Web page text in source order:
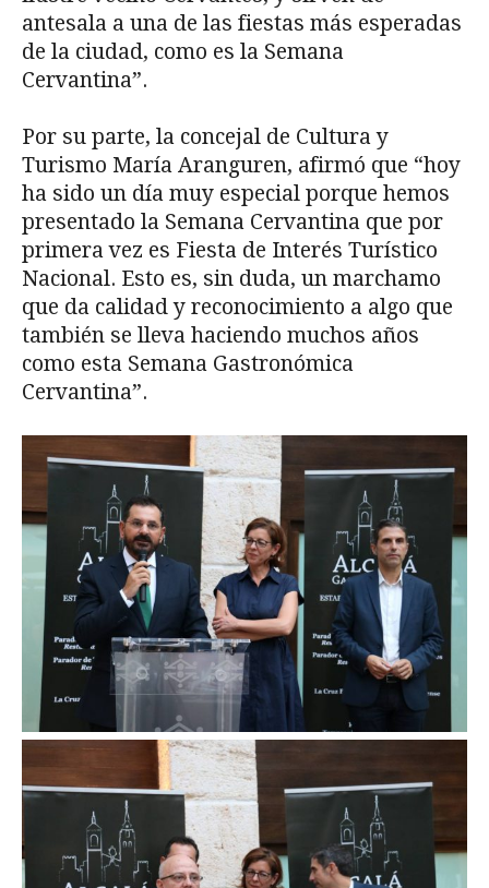
antesala a una de las fiestas más esperadas
de la ciudad, como es la Semana
Cervantina”.
Por su parte, la concejal de Cultura y
Turismo María Aranguren, afirmó que “hoy
ha sido un día muy especial porque hemos
presentado la Semana Cervantina que por
primera vez es Fiesta de Interés Turístico
Nacional. Esto es, sin duda, un marchamo
que da calidad y reconocimiento a algo que
también se lleva haciendo muchos años
como esta Semana Gastronómica
Cervantina”.